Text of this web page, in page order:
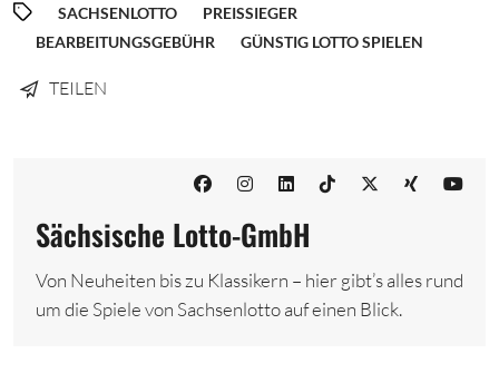
SACHSENLOTTO
PREISSIEGER
BEARBEITUNGSGEBÜHR
GÜNSTIG LOTTO SPIELEN
TEILEN
Sächsische Lotto-GmbH
Von Neuheiten bis zu Klassikern – hier gibt’s alles rund
um die Spiele von Sachsenlotto auf einen Blick.